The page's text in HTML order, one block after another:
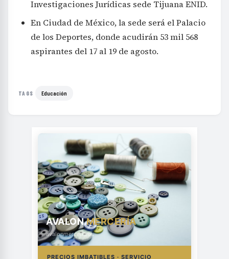
Investigaciones Jurídicas sede Tijuana ENID.
En Ciudad de México, la sede será el Palacio
de los Deportes, donde acudirán 53 mil 568
aspirantes del 17 al 19 de agosto.
TAGS Educación
AVALONMERCERÍA
avalonmerceria.es
PRECIOS IMBATIBLES · SERVICIO